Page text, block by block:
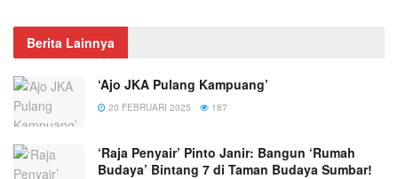
Berita Lainnya
‘Ajo JKA Pulang Kampuang’
20 FEBRUARI 2025 187
‘Raja Penyair’ Pinto Janir: Bangun ‘Rumah
Budaya’ Bintang 7 di Taman Budaya Sumbar!